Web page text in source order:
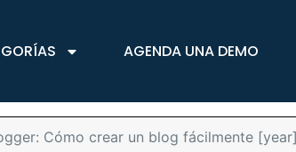
AGENDA UNA DEMO
Cómo crear un blog fácilmente [year]